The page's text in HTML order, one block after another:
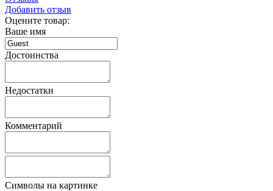
Добавить отзыв
Оцените товар:
Ваше имя
Достоинства
Недостатки
Комментарий
Символы на картинке